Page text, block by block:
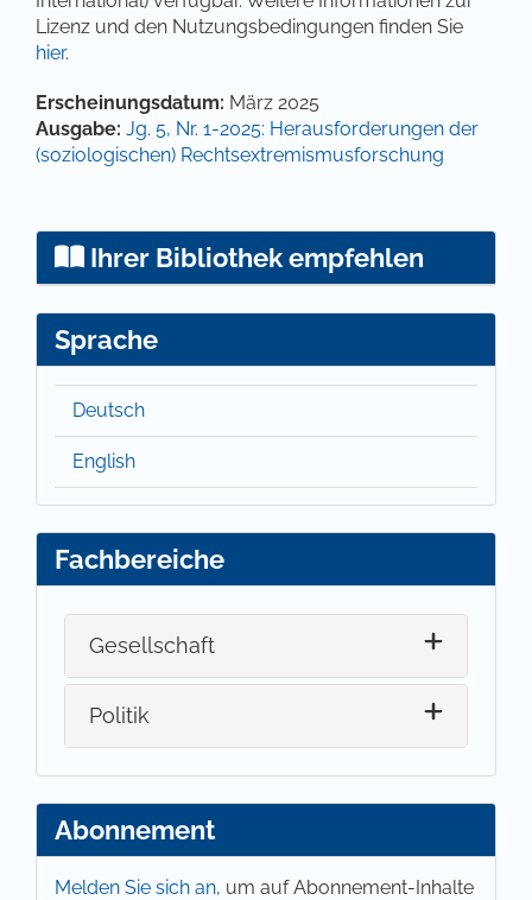
Lizenz und den Nutzungsbedingungen finden Sie
hier.
Artikel-Details
Erscheinungsdatum: März 2025
Ausgabe: Jg. 5, Nr. 1-2025: Herausforderungen der
(soziologischen) Rechtsextremismusforschung
Ihrer Bibliothek empfehlen
Sprache
Deutsch
English
Fachbereiche
Gesellschaft
Politik
Abonnement
Melden Sie sich an, um auf Abonnement-Inhalte